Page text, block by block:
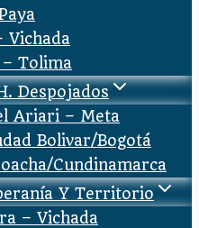
Vichada
Tolima
Despojados
Ariari – Meta
Bolivar/Bogotá
Cundinamarca
Y Territorio
– Vichada